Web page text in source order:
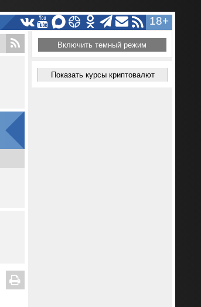
18+
Включить темный режим
Показать курсы криптовалют